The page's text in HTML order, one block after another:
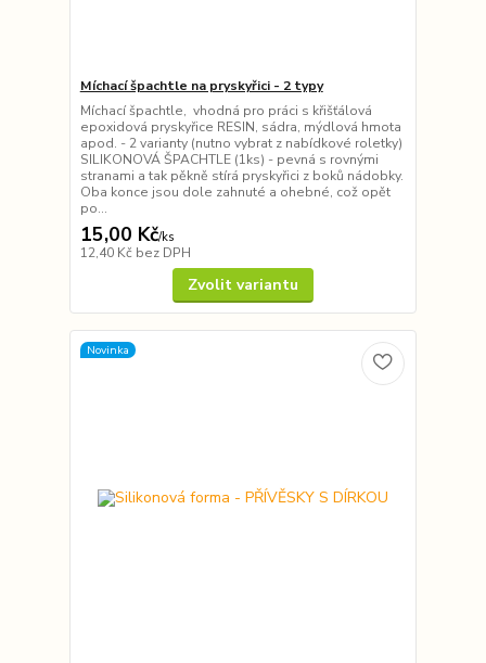
Míchací špachtle na pryskyřici - 2 typy
Míchací špachtle, vhodná pro práci s křišťálová
epoxidová pryskyřice RESIN, sádra, mýdlová hmota
apod. - 2 varianty (nutno vybrat z nabídkové roletky)
SILIKONOVÁ ŠPACHTLE (1ks) - pevná s rovnými
stranami a tak pěkně stírá pryskyřici z boků nádobky.
Oba konce jsou dole zahnuté a ohebné, což opět
po...
15,00 Kč/ks
12,40 Kč bez DPH
Zvolit variantu
Novinka